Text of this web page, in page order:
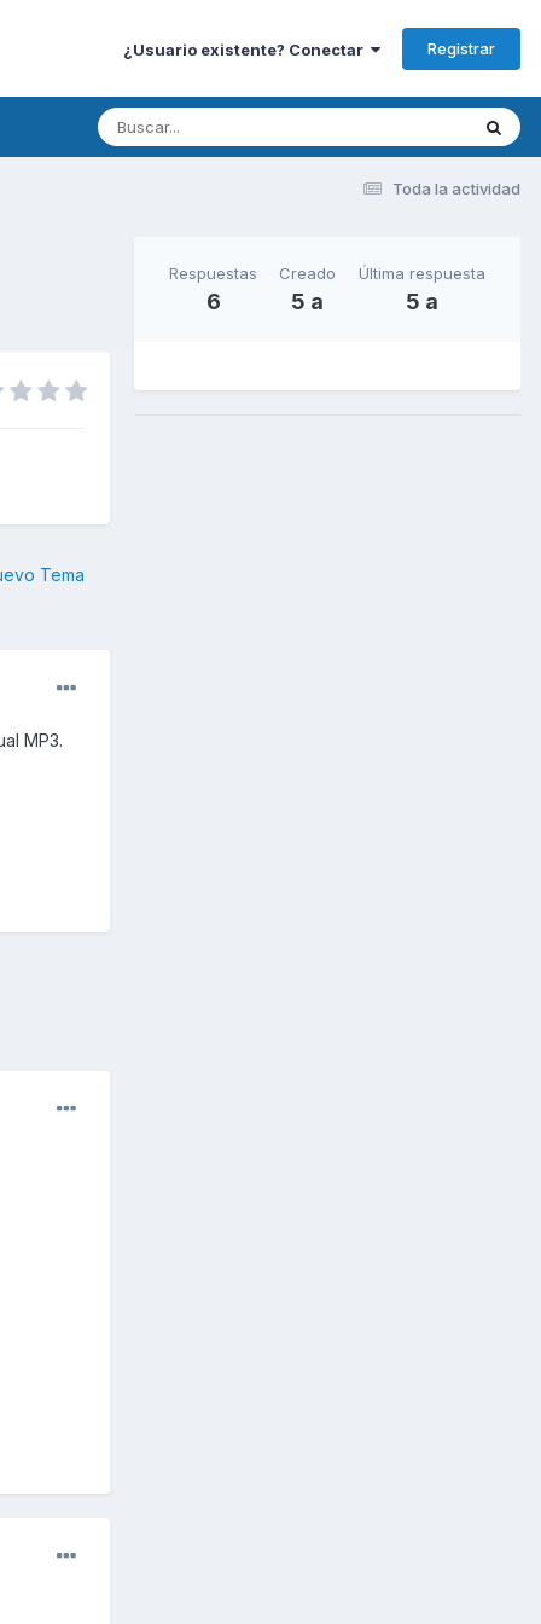
¿Usuario existente? Conectar Registrar
Toda la actividad
Tema
MP3.
Respuestas
6
Creado
5 a
Última respuesta
5 a